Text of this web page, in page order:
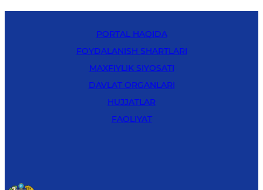
PORTAL HAQIDA
FOYDALANISH SHARTLARI
MAXFIYLIK SIYOSATI
DAVLAT ORGANLARI
HUJJATLAR
FAOLIYAT